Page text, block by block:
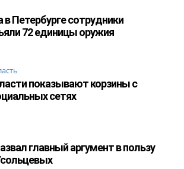
в Петербурге сотрудники
72 единицы оружия
показывают корзины с
сетях
главный аргумент в пользу